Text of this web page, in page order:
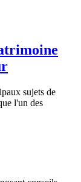
sujets de
l'un des